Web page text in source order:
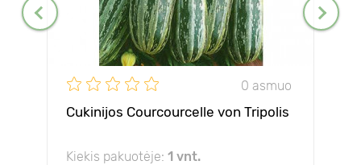
0 asmuo
Cukinijos Courcourcelle von Tripolis
Kiekis pakuotėje: 1 vnt.